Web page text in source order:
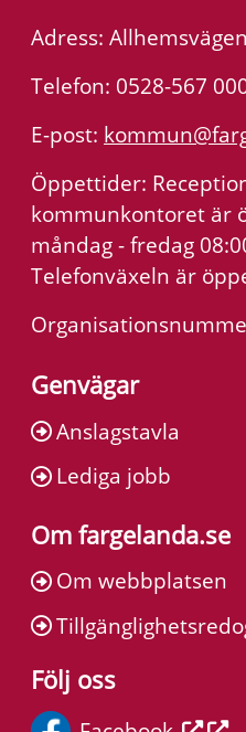
Adress:
Telefon: 0528-567
E-post:
Öppettider:
kommunkontoret är
måndag - fredag
Telefonväxeln är
Genvägar
Anslagstavla
Lediga jobb
Om fargelanda.se
Om webbplatsen
Följ oss